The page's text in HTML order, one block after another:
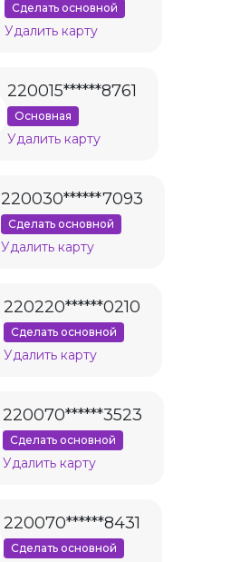
Сделать основной
Удалить карту
220015******8761
Основная
Удалить карту
220030******7093
Сделать основной
Удалить карту
220220******0210
Сделать основной
Удалить карту
220070******3523
Сделать основной
Удалить карту
220070******8431
Сделать основной